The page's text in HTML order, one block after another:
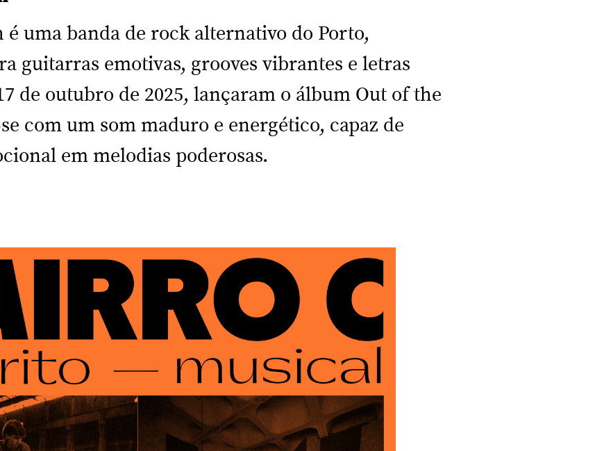
uma banda de rock alternativo do Porto,
guitarras emotivas, grooves vibrantes e letras
de outubro de 2025, lançaram o álbum Out of the
com um som maduro e energético, capaz de
em melodias poderosas.